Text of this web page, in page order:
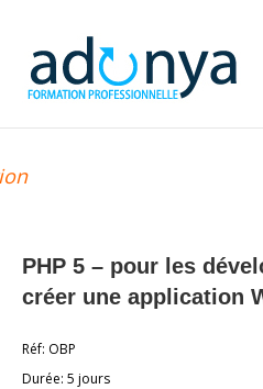
PHP 5 – pour les
créer une application
Réf: OBP
Durée: 5 jours